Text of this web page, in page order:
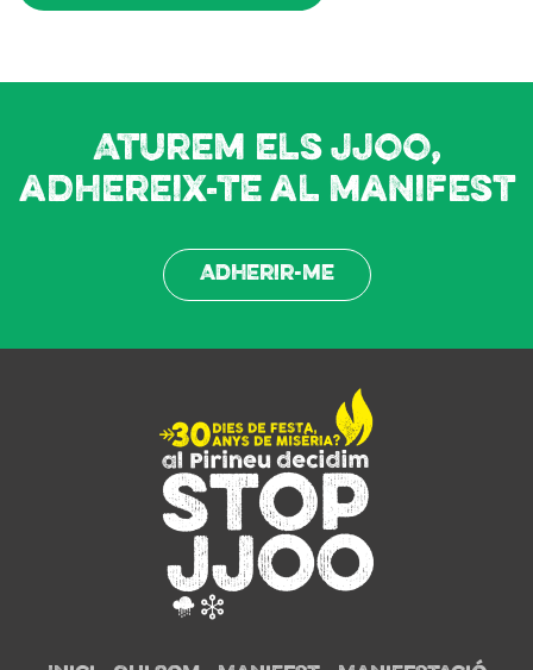
Aturem els JJOO,
adhereix-te al manifest
Adherir-me